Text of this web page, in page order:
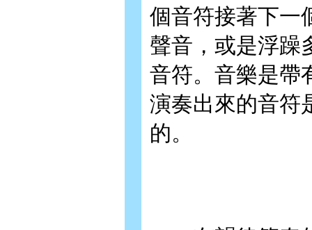
個音符接著下一
聲音，或是浮躁
音符。音樂是帶
演奏出來的音符
的。